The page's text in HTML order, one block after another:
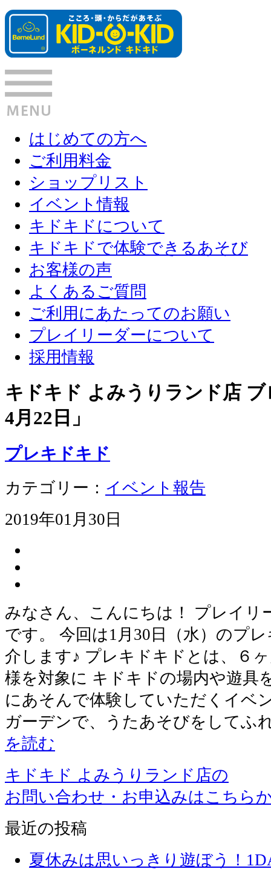
はじめての方へ
ご利用料金
ショップリスト
イベント情報
キドキドについて
キドキドで体験できるあそび
お客様の声
よくあるご質問
ご利用にあたってのお願い
プレイリーダーについて
採用情報
キドキド よみうりランド店
4月22日 」
プレキドキド
カテゴリー： イベント報告
2019年01月30日
みなさん、こんにちは！ プレイリ
です。 今回は1月30日（水）のプ
介します♪ プレキドキドとは、６
様を対象に キドキドの場内や遊具
にあそんで体験していただくイベ
ガーデンで、うたあそびをしてふ
を読む
キドキド よみうりランド店の
お問い合わせ・お申込みはこちら
最近の投稿
夏休みは思いっきり遊ぼう！